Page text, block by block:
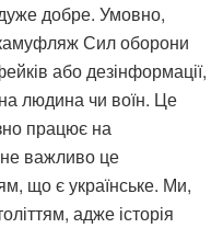
добре. Умовно,
Сил оборони
або дезінформації,
людина чи воїн. Це
працює на
важливо це
що є українське. Ми,
адже історія